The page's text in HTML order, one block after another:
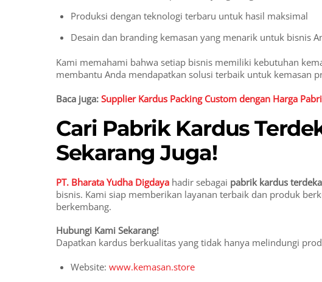
Produksi dengan teknologi terbaru untuk hasil maksimal
Desain dan branding kemasan yang menarik untuk bisnis
Kami memahami bahwa setiap bisnis memiliki kebutuhan
membantu Anda mendapatkan solusi terbaik untuk kemasan
Baca juga: Supplier Kardus Packing Custom dengan Harga
Cari Pabrik Kardus
Sekarang Juga!
PT. Bharata Yudha Digdaya hadir sebagai pabrik kardus
bisnis. Kami siap memberikan layanan terbaik dan produk
berkembang.
Hubungi Kami Sekarang!
Dapatkan kardus berkualitas yang tidak hanya melindungi
Website: www.kemasan.store